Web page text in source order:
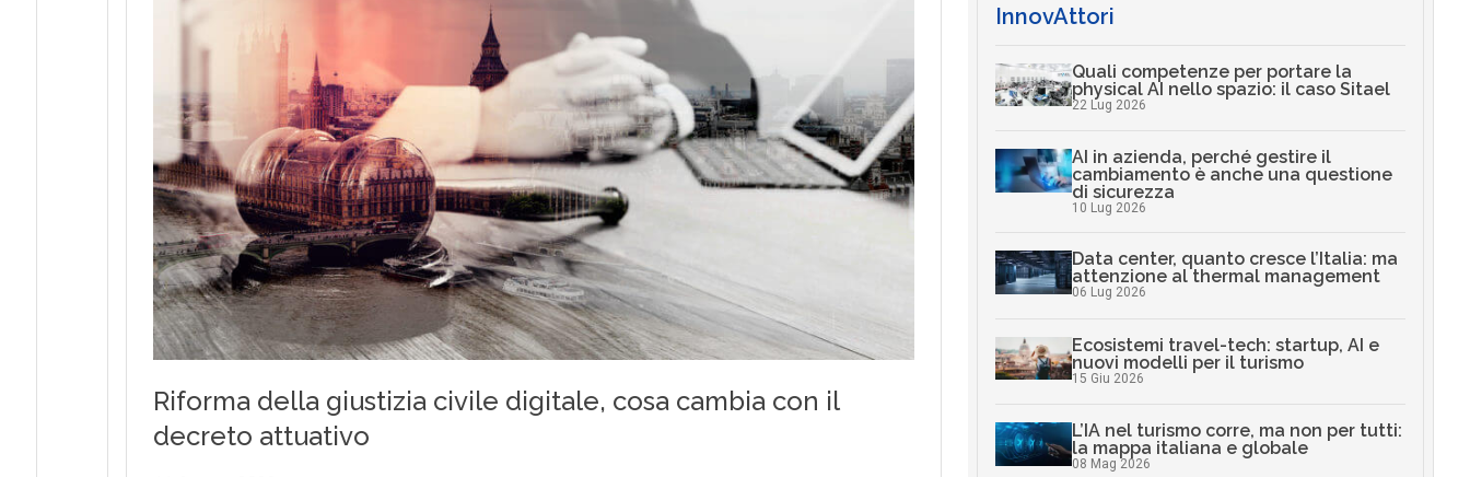
InnovAttori
Quali competenze per portare la
physical AI nello spazio: il caso Sitael
22 Lug 2026
AI in azienda, perché gestire il
cambiamento è anche una questione
di sicurezza
10 Lug 2026
Data center, quanto cresce l’Italia: ma
attenzione al thermal management
06 Lug 2026
Ecosistemi travel-tech: startup, AI e
nuovi modelli per il turismo
15 Giu 2026
L’IA nel turismo corre, ma non per tutti:
la mappa italiana e globale
08 Mag 2026